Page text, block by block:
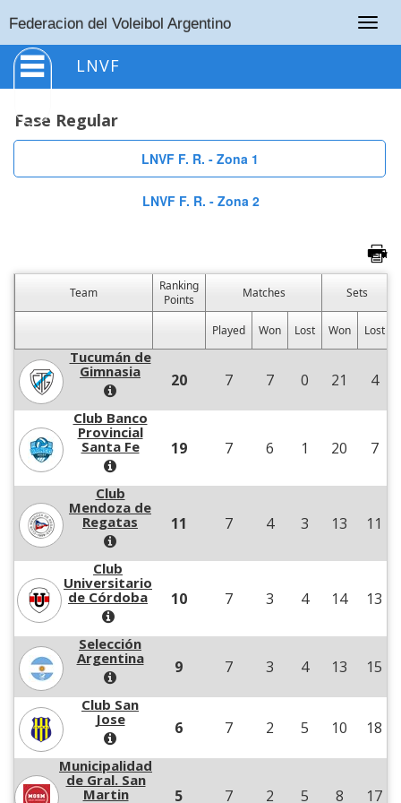
Federacion del Voleibol Argentino
LNVF
Fase Regular
LNVF F. R. - Zona 1
LNVF F. R. - Zona 2
Team
Ranking
Points
Matches Sets
Played Won Lost Won Lost
Tucumán de
Gimnasia
20 7 7 0 21 4
Club Banco
Provincial
Santa Fe
19 7 6 1 20 7
Club
Mendoza de
Regatas
11 7 4 3 13 11
Club
Universitario
de Córdoba
10 7 3 4 14 13
Selección
Argentina
9 7 3 4 13 15
Club San
Jose
6 7 2 5 10 18
Municipalidad
de Gral. San
Martin
5 7 2 5 8 17